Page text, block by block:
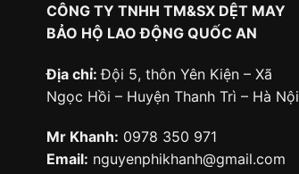
CÔNG TY TNHH TM&SX DỆT MAY
BẢO HỘ LAO ĐỘNG QUỐC AN
Địa chỉ:Đội 5, thôn Yên Kiện – Xã
Ngọc Hồi – Huyện Thanh Trì – Hà Nội
Mr Khanh: 0978 350 971
Email: nguyenphikhanh@gmail.com